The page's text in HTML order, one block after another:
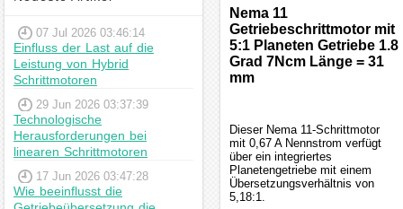
07 Jul 2026 03:46:14
Einfluss der Last auf die
Leistung von Hybrid
Schrittmotoren
29 Jun 2026 03:37:39
Technologische
Herausforderungen bei
linearen Schrittmotoren
17 Jun 2026 03:47:28
Wie beeinflusst die
Nema 11
Getriebeschrittmotor mit
5:1 Planeten Getriebe 1.8
Grad 7Ncm Länge = 31
mm
Dieser Nema 11-Schrittmotor
mit 0,67 A Nennstrom verfügt
über ein integriertes
Planetengetriebe mit einem
Übersetzungsverhältnis von
5,18:1.